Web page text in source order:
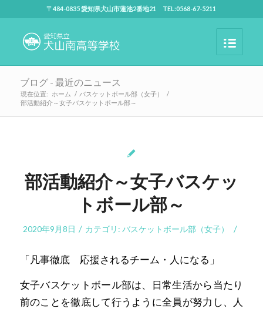
〒484-0835 愛知県犬山市蓮池2番地21 TEL:0568-67-5211
ブログ - 最近のニュース
現在位置: ホーム / バスケットボール部（女子）
/
部活動紹介～女子バスケットボール部～
部活動紹介～女子バスケッ
トボール部～
2020年9月8日 / カテゴリ: バスケットボール部（女子） /
「凡事徹底 応援されるチーム・人になる」
女子バスケットボール部は、日常生活から当たり
前のことを徹底して行うように全員が努力し、人